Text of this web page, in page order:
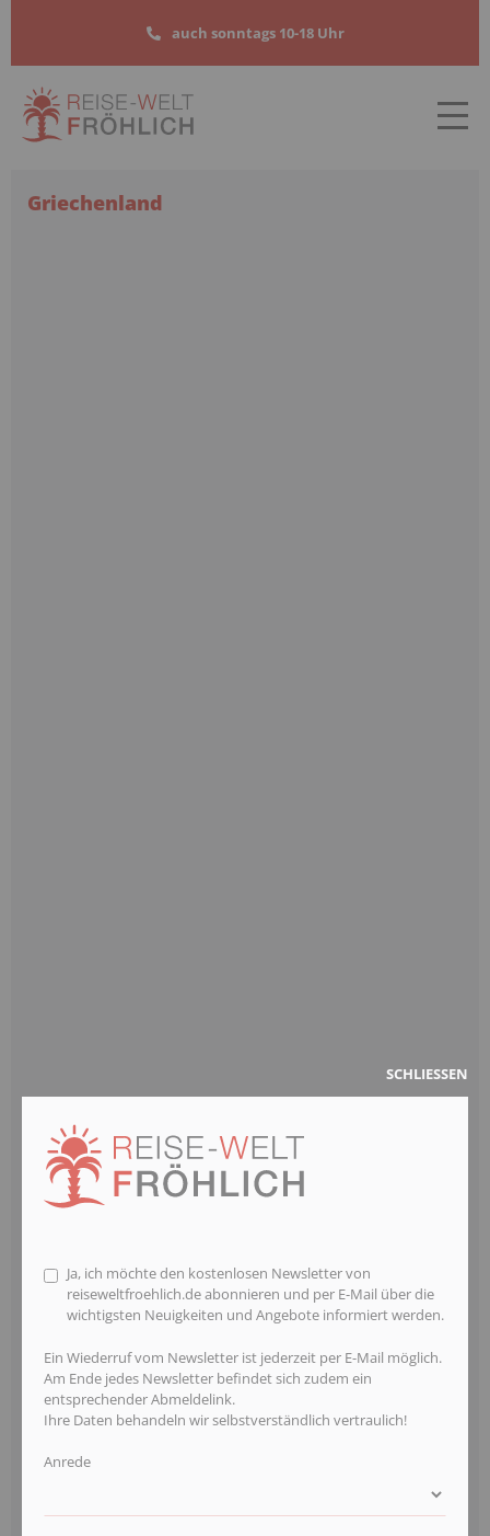
auch sonntags 10-18 Uhr
heute 10:00–18:00Uhr
Griechenland
SCHLIESSEN
Ja, ich möchte den kostenlosen Newsletter von
reiseweltfroehlich.de abonnieren und per E-Mail über die
wichtigsten Neuigkeiten und Angebote informiert werden.
Ein Wiederruf vom Newsletter ist jederzeit per E-Mail möglich.
Am Ende jedes Newsletter befindet sich zudem ein
entsprechender Abmeldelink.
Ihre Daten behandeln wir selbstverständlich vertraulich!
Anrede